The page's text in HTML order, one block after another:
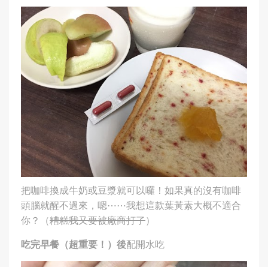
把咖啡換成牛奶或豆漿就可以囉！如果真的沒有咖啡
頭腦就醒不過來，嗯⋯⋯我想這款葉黃素大概不適合
你？（糟糕我又要被廠商打了）
吃完早餐（超重要！）後配開水吃